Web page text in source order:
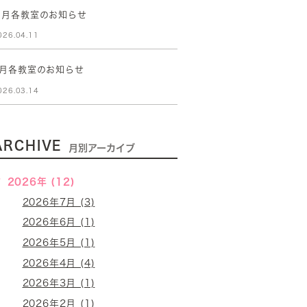
月各教室のお知らせ
各教室のお知らせ
月別アーカイブ
2026年 (12)
2026年7月 (3)
2026年6月 (1)
2026年5月 (1)
2026年4月 (4)
2026年3月 (1)
2026年2月 (1)